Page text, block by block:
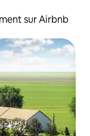
sur Airbnb